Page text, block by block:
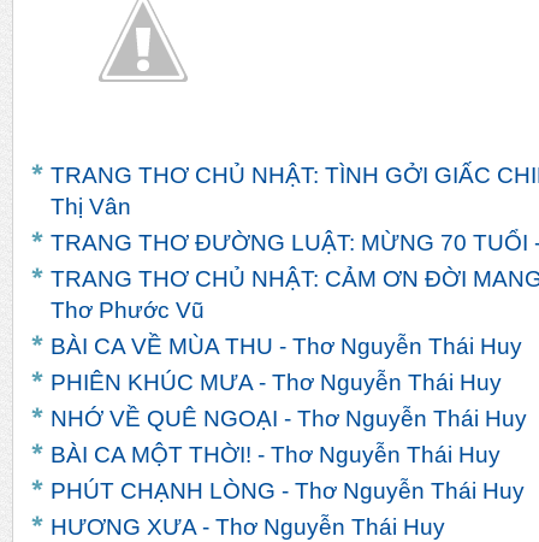
TRANG THƠ CHỦ NHẬT: TÌNH GỞI GIẤC
Thị Vân
TRANG THƠ ĐƯỜNG LUẬT: MỪNG 70 TUỔI
TRANG THƠ CHỦ NHẬT: CẢM ƠN ĐỜI
Thơ Phước Vũ
BÀI CA VỀ MÙA THU - Thơ Nguyễn Thái Huy
PHIÊN KHÚC MƯA - Thơ Nguyễn Thái Huy
NHỚ VỀ QUÊ NGOẠI - Thơ Nguyễn Thái Huy
BÀI CA MỘT THỜI! - Thơ Nguyễn Thái Huy
PHÚT CHẠNH LÒNG - Thơ Nguyễn Thái Huy
HƯƠNG XƯA - Thơ Nguyễn Thái Huy